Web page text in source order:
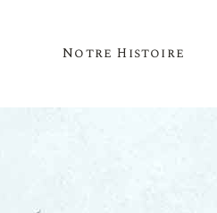
Notre Histoire